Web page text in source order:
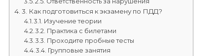
3. Как подготовиться к экзамену по ПДД?
3.1. Изучение теории
3.2. Практика с билетами
3.3. Проходите пробные тесты
3.4. Групповые занятия